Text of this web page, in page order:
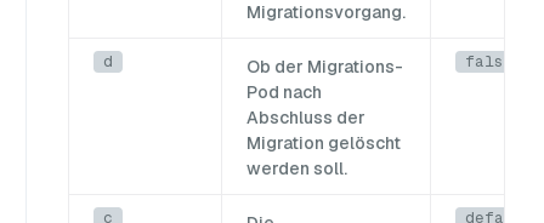
Migrationsvorgang.
d
Ob der Migrations-
Pod nach
Abschluss der
Migration gelöscht
werden soll.
false
c default